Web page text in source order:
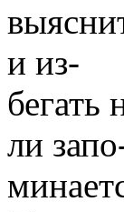
и из-
бегать
ли